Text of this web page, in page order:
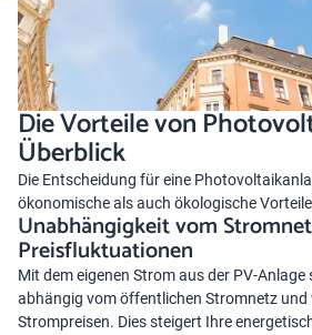
Die Vorteile von
Überblick
Die Entscheidung für eine
ökonomische als auch ökologische
Unabhängigkeit vom
Preisfluktuationen
Mit dem eigenen Strom aus der PV-Anlage
abhängig vom öffentlichen Stromnetz und
Strompreisen. Dies steigert Ihre